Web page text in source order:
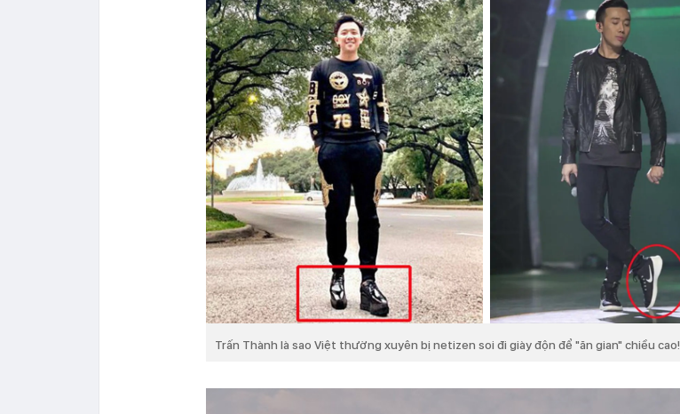
Trấn Thành là sao Việt thường xuyên bị netizen soi đi giày độn để "ăn gian" chiều cao!